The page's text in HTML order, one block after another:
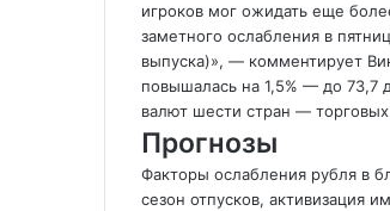
игроков мог ожидать еще
заметного ослабления в
выпуска)», — комментирует
повышалась на 1,5% — до 73,7
валют шести стран —
Прогнозы
Факторы ослабления рубля в
сезон отпусков, активизация